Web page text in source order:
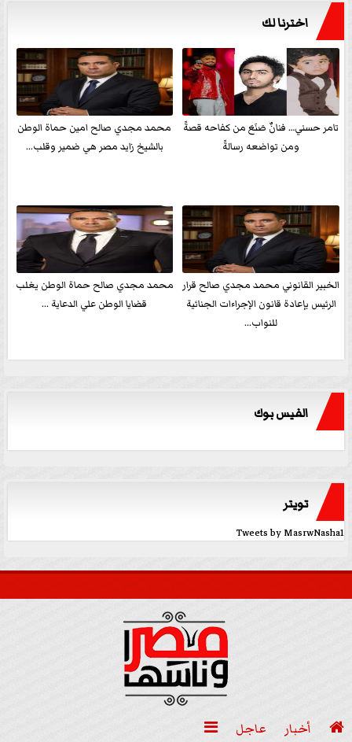
اخترنا لك
تامر حسني… فنانٌ صَنَعَ من كفاحه قصةً
ومن تواضعه رسالةً
محمد مجدي صالح امين حماة الوطن
بالشيخ زايد مصر هي ضمير وقلب...
الخبير القانوني محمد مجدي صالح قرار
الرئيس بإعادة قانون الإجراءات الجنائية
للنواب...
محمد مجدي صالح حماة الوطن يغلب
قضايا الوطن علي الدعاية ...
الفيس بوك
تويتر
Tweets by MasrwNasha1
 أخبار عاجل 